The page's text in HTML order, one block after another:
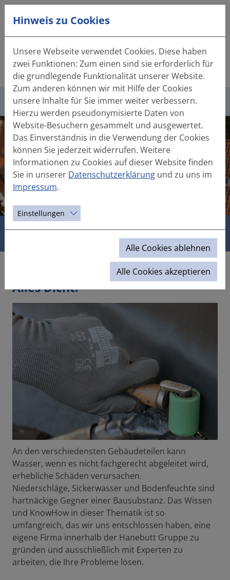
Tel.:+49 (0) 50 32 - 95 21 40
Mail:info(at)hanebutt.de
Abdichtung
Abdichtung
Alles Dicht.
An den verschiedensten Gebäudeteilen kann
Wasser, wenn es nicht fachgerecht abgeleitet wird,
erhebliche Schäden verursachen.
Niederschläge, Sickerwasser und Bodenfeuchte sind
hartnäckige Gegner einer Bausubstanz. Das Wissen
und KnowHow in dieser Thematik ist so
umfangreich, das wir uns entschlossen haben, eine
eigene Firma innerhalb der Hanebutt Gruppe zu
gründen und ausschließlich mit Experten zu
arbeiten, die Ihre Probleme lösen.
Hinweis zu Cookies
Unsere Webseite verwendet Cookies. Diese haben
zwei Funktionen: Zum einen sind sie erforderlich für
die grundlegende Funktionalität unserer Website.
Zum anderen können wir mit Hilfe der Cookies
unsere Inhalte für Sie immer weiter verbessern.
Hierzu werden pseudonymisierte Daten von
Website-Besuchern gesammelt und ausgewertet.
Das Einverständnis in die Verwendung der Cookies
können Sie jederzeit widerrufen. Weitere
Informationen zu Cookies auf dieser Website finden
Sie in unserer Datenschutzerklärung und zu uns im
Impressum.
Einstellungen
Alle Cookies ablehnen
Alle Cookies akzeptieren